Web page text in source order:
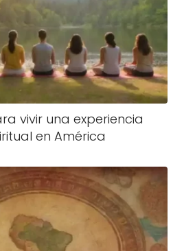
vivir una experiencia
en América